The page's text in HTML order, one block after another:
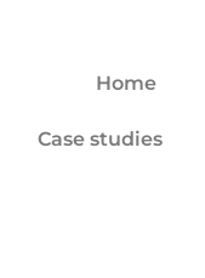
Home
Case studies